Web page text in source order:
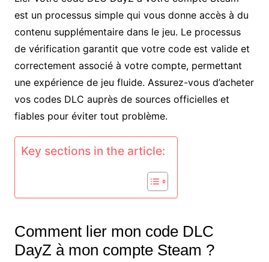
est un processus simple qui vous donne accès à du
contenu supplémentaire dans le jeu. Le processus
de vérification garantit que votre code est valide et
correctement associé à votre compte, permettant
une expérience de jeu fluide. Assurez-vous d’acheter
vos codes DLC auprès de sources officielles et
fiables pour éviter tout problème.
Key sections in the article:
Comment lier mon code DLC
DayZ à mon compte Steam ?